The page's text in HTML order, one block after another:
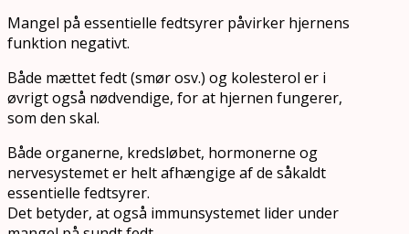
Mangel på essentielle fedtsyrer påvirker hjernens
funktion negativt.
Både mættet fedt (smør osv.) og kolesterol er i
øvrigt også nødvendige, for at hjernen fungerer,
som den skal.
Både organerne, kredsløbet, hormonerne og
nervesystemet er helt afhængige af de såkaldt
essentielle fedtsyrer.
Det betyder, at også immunsystemet lider under